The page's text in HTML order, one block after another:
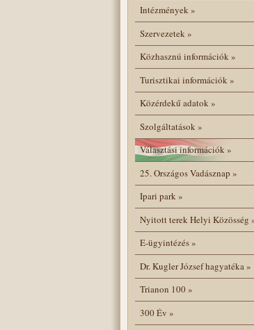
Intézmények»
Szervezetek»
Közhasznú információk»
Turisztikai információk»
Közérdekű adatok»
Szolgáltatások»
Választási információk»
25. Országos Vadásznap »
Ipari park»
Nyitott terek Helyi Közösség
E-ügyintézés»
Dr. Kugler József hagyatéka»
Trianon 100»
300 Év »